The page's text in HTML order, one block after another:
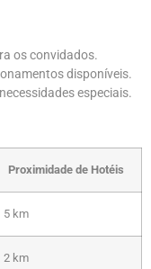
os convidados.
disponíveis.
especiais.
Proximidade de Hotéis
5 km
2 km